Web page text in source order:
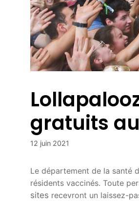
gratuits
12 juin 2021
Le département de la santé
résidents vaccinés. Toute
sites recevront un laissez-